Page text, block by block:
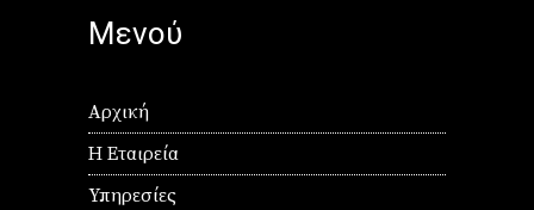
Μενού
Αρχική
Η Εταιρεία
Υπηρεσίες